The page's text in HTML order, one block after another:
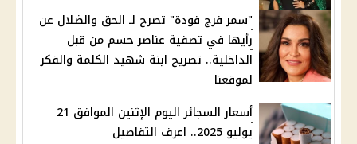
"سمر فرج فودة" تصرح لـ الحق والضلال عن
رأيها في تصفية عناصر حسم من قبل
الداخلية.. تصريح ابنة شهيد الكلمة والفكر
لموقعنا
أسعار السجائر اليوم الإثنين الموافق 21
يوليو 2025.. اعرف التفاصيل